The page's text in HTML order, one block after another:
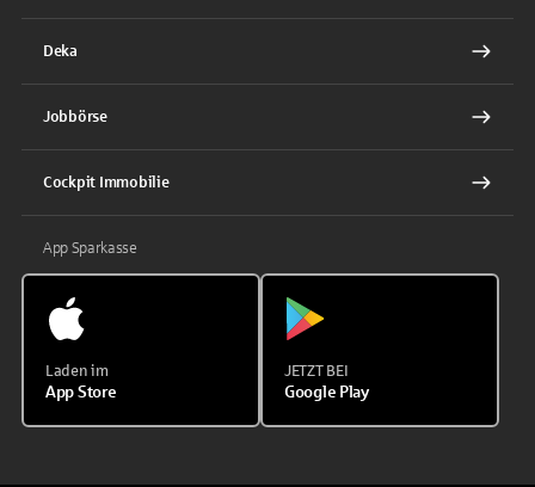
Deka
Jobbörse
Cockpit Immobilie
App Sparkasse
Laden im
App Store
JETZT BEI
Google Play